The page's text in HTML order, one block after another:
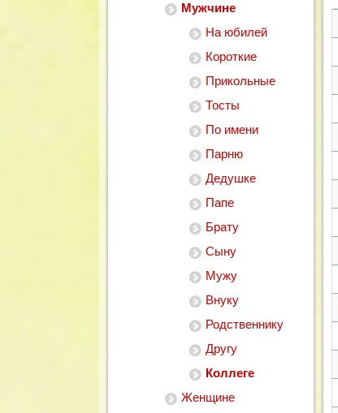
Мужчине
На юбилей
Короткие
Прикольные
Тосты
По имени
Парню
Дедушке
Папе
Брату
Сыну
Мужу
Внуку
Родственнику
Другу
Коллеге
Женщине